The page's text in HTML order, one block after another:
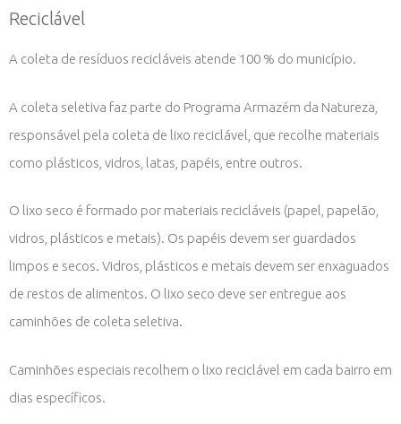
Reciclável
A coleta de resíduos recicláveis atende 100 % do município.
A coleta seletiva faz parte do Programa Armazém da Natureza,
responsável pela coleta de lixo reciclável, que recolhe materiais
como plásticos, vidros, latas, papéis, entre outros.
O lixo seco é formado por materiais recicláveis (papel, papelão,
vidros, plásticos e metais). Os papéis devem ser guardados
limpos e secos. Vidros, plásticos e metais devem ser enxaguados
de restos de alimentos. O lixo seco deve ser entregue aos
caminhões de coleta seletiva.
Caminhões especiais recolhem o lixo reciclável em cada bairro em
dias específicos.